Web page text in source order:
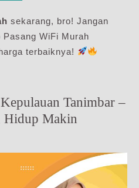
sekarang, bro! Jangan
WiFi Murah
terbaiknya!
Tanimbar –
Hidup Makin